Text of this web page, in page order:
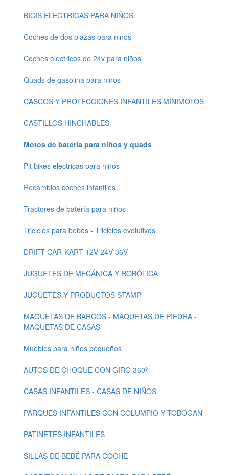
BICIS ELECTRICAS PARA NIÑOS
Coches de dos plazas para niños
Coches electricos de 24v para niños
Quads de gasolina para niños
CASCOS Y PROTECCIONES INFANTILES MINIMOTOS
CASTILLOS HINCHABLES
Motos de bateria para niños y quads
Pit bikes electricas para niños
Recambios coches infantiles
Tractores de batería para niños
Triciclos para bebés - Triciclos evolutivos
DRIFT CAR-KART 12V-24V-36V
JUGUETES DE MECÁNICA Y ROBÓTICA
JUGUETES Y PRODUCTOS STAMP
MAQUETAS DE BARCOS - MAQUETAS DE PIEDRA -
MAQUETAS DE CASAS
Muebles para niños pequeños
AUTOS DE CHOQUE CON GIRO 360º
CASAS INFANTILES - CASAS DE NIÑOS
PARQUES INFANTILES CON COLUMPIO Y TOBOGAN
PATINETES INFANTILES
SILLAS DE BEBÉ PARA COCHE